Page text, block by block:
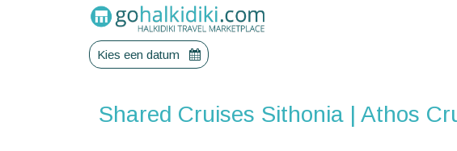
Kies een datum
Shared Cruises Sithonia | Athos